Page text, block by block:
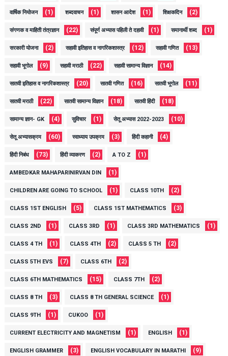
वार्षिक नियोजन (1) शब्दवाचन (1) शासन आदेश (1) शिक्षकदिन (2)
संगणक व माहिती तंत्रज्ञान (22) संपूर्ण अभ्यास पहिली ते दहावी (1) समानार्थी शब्द (1)
सरकारी योजना (2) सहावी इतिहास व नागरिकशास्त्र (12) सहावी गणित (13)
सहावी भूगोल (9) सहावी मराठी (22) सहावी सामान्य विज्ञान (14)
सातवी इतिहास व नागरिकशास्त्र (20) सातवी गणित (16) सातवी भूगोल (11)
सातवी मराठी (22) सातवी सामान्य विज्ञान (18) सातवी हिंदी (18)
सामान्य ज्ञान- GK (4) सुविचार (1) सेतू अभ्यास 2022-2023 (10)
सेतू अभ्यासक्रम (60) स्वाध्याय उपक्रम (3) हिंदी कहानी (4)
हिंदी निबंध (73) हिंदी व्याकरण (2) A TO Z (1)
AMBEDKAR MAHAPARINIRVAN DIN (1)
CHILDREN ARE GOING TO SCHOOL (1) CLASS 10TH (2)
CLASS 1ST ENGLISH (5) CLASS 1ST MATHEMATICS (3)
CLASS 2ND (1) CLASS 3RD (1) CLASS 3RD MATHEMATICS (1)
CLASS 4 TH (1) CLASS 4TH (2) CLASS 5 TH (2)
CLASS 5TH EVS (7) CLASS 6TH (2)
CLASS 6TH MATHEMATICS (15) CLASS 7TH (2)
CLASS 8 TH (3) CLASS 8 TH GENERAL SCIENCE (1)
CLASS 9TH (1) CUKOO (1)
CURRENT ELECTRICITY AND MAGNETISM (1) ENGLISH (1)
ENGLISH GRAMMER (3) ENGLISH VOCABULARY IN MARATHI (9)